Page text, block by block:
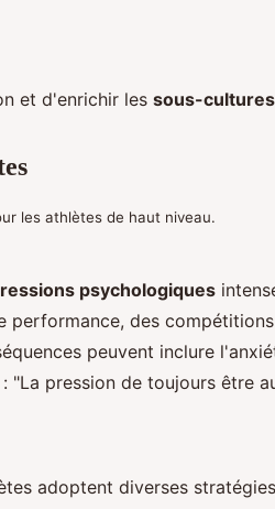
et d'enrichir les sous-cultures
les athlètes de haut niveau.
psychologiques
performance, des
peuvent inclure
"La pression de toujours être
adoptent diverses